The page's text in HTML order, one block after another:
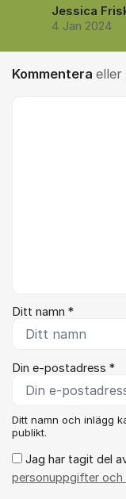
Jessica
4 Jan 2024
Kommentera eller
Ditt namn *
Din e-postadress *
Ditt namn och inlägg
publikt.
Jag har tagit del
personuppgifter och